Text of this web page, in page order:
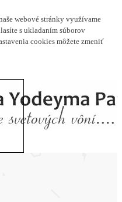
webové stránky využívame
s ukladaním súborov
cookies môžete zmeniť